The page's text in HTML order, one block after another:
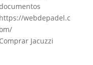
https://webdepadel.c
Comprar Jacuzzi